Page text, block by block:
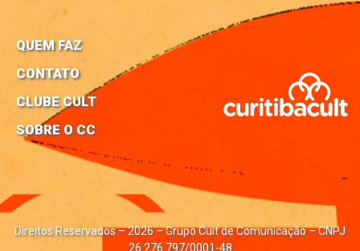
QUEM FAZ
CONTATO
CLUBE CULT
SOBRE O CC
Direitos Reservados – 2026 – Grupo Cult de Comunicação – CNPJ
26.276.797/0001-48